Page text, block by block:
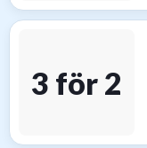
3 för 2